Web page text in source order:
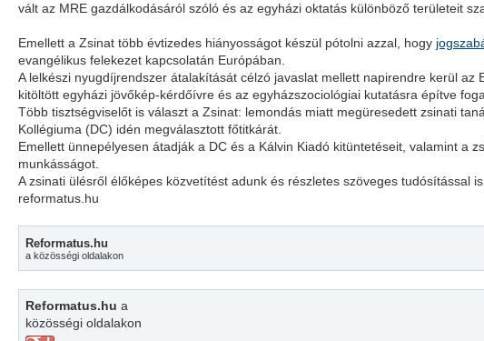
vált az MRE gazdálkodásáról szóló és az egyházi oktatás különböző területeit
Emellett a Zsinat több évtizedes hiányosságot készül pótolni azzal, hogy
evangélikus felekezet kapcsolatán Európában.
A lelkészi nyugdíjrendszer átalakítását célzó javaslat mellett napirendre kerül
kitöltött egyházi jövőkép-kérdőívre és az egyházszociológiai kutatásra építve
Több tisztségviselőt is választ a Zsinat: lemondás miatt megüresedett zsinati
Kollégiuma (DC) idén megválasztott főtitkárát.
Emellett ünnepélyesen átadják a DC és a Kálvin Kiadó kitüntetéseit, valamint
munkásságot.
A zsinati ülésről élőképes közvetítést adunk és részletes szöveges tudósítással is
reformatus.hu
Reformatus.hu
a közösségi oldalakon
Reformatus.hu a
közösségi oldalakon